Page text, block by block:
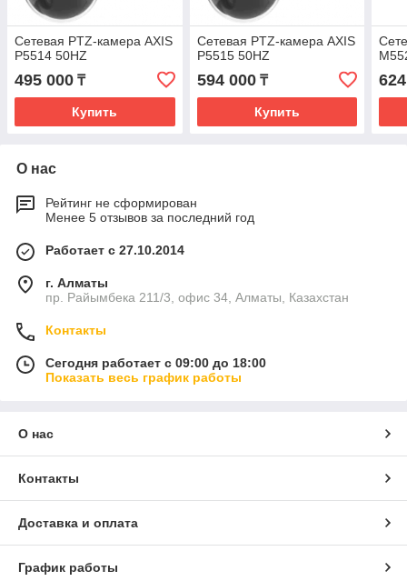
Сетевая PTZ-камера AXIS
P5514 50HZ
495 000 ₸
Купить
Сетевая PTZ-камера AXIS
P5515 50HZ
594 000₸
Купить
О нас
Рейтинг не сформирован
Менее 5 отзывов за последний год
Работает с 27.10.2014
г. Алматы
пр. Райымбека 211/3, офис 34, Алматы, Казахстан
Контакты
Сегодня работает с 09:00 до 18:00
Показать весь график работы
О нас
Контакты
Доставка и оплата
График работы